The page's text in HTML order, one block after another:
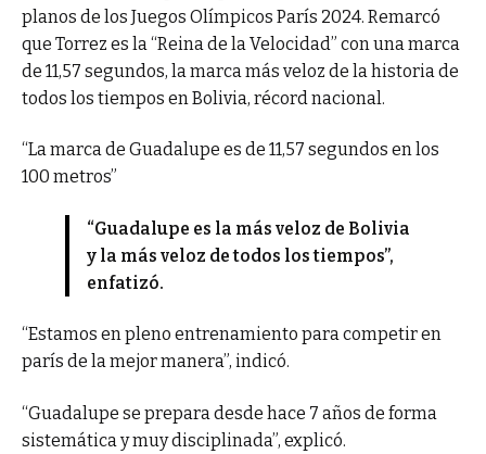
planos de los Juegos Olímpicos París 2024. Remarcó
que Torrez es la “Reina de la Velocidad” con una marca
de 11,57 segundos, la marca más veloz de la historia de
todos los tiempos en Bolivia, récord nacional.
“La marca de Guadalupe es de 11,57 segundos en los
100 metros”
“Guadalupe es la más veloz de Bolivia
y la más veloz de todos los tiempos”,
enfatizó.
“Estamos en pleno entrenamiento para competir en
parís de la mejor manera”, indicó.
“Guadalupe se prepara desde hace 7 años de forma
sistemática y muy disciplinada”, explicó.